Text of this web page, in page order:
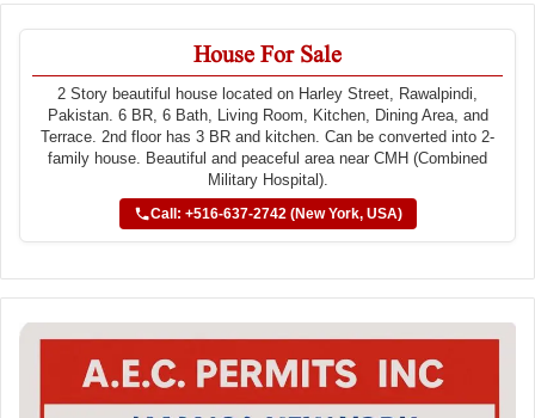
House For Sale
2 Story beautiful house located on Harley Street, Rawalpindi,
Pakistan. 6 BR, 6 Bath, Living Room, Kitchen, Dining Area, and
Terrace. 2nd floor has 3 BR and kitchen. Can be converted into 2-
family house. Beautiful and peaceful area near CMH (Combined
Military Hospital).
Call: +516-637-2742 (New York, USA)